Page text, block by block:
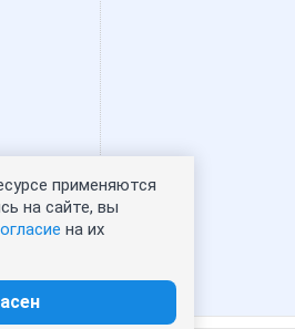
- 0
применяются
на сайте, вы
на их